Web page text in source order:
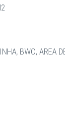
BWC, AREA